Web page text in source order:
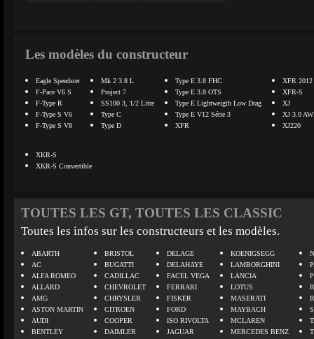
Les modèles du constructeur
Eagle Speedster
F-Pace V6 S
F-Type R
F-Type S V6
F-Type S V8
Mk 2 3.8 L
Project 7
SS100 3, 1/2 Litre
Type C
Type D
Type E 3.8 FHC
Type E 3.8 OTS
Type E Lightweigth Low Drag
Type E V12 Série 3
XFR
XFR 2012
XFR-S
XJ
XJ 3.0
XJ220
XKR-S
XKR-S Convertible
TOUTES LES GT, TOUTES LES CLASSIC
Toutes les infos sur les constructeurs et les modèles.
ABARTH
AC
ALFA ROMEO
ALLARD
AMG
ASTON MARTIN
AUDI
BENTLEY
BRISTOL
BUGATTI
CADILLAC
CHEVROLET
CHRYSLER
CITROEN
COOPER
DAIMLER
DELAGE
DELAHAYE
FACEL VEGA
FERRARI
FISKER
FORD
ISO RIVOLTA
JAGUAR
KOENIGSEGG
LAMBORGHINI
LANCIA
LOTUS
MASERATI
MAYBACH
MCLAREN
MERCEDES BENZ